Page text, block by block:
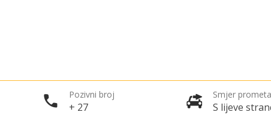
Pozivni broj
+ 27
Smjer prometa
S lijeve